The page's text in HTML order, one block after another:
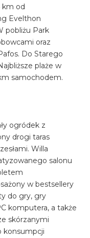
km od
Evelthon
pobliżu Park
oraz
Do Starego
plaże w
samochodem.
ogródek z
drogi taras
Willa
salonu
w bestsellery
do gry, gry
komputera, a także
skórzanymi
konsumpcji